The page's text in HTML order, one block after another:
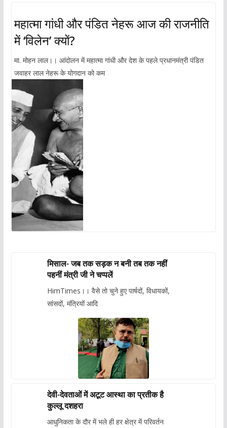
महात्मा गांधी और पंडित नेहरू आज की राजनीति
में ‘विलेन’ क्यों?
मा. मोहन लाल।। आंदोलन में महात्मा गांधी और देश के पहले प्रधानमंत्री पंडित
जवाहर लाल नेहरू के योगदान को कम
मिसाल- जब तक सड़क न बनी तब तक नहीं
पहनीं मंत्री जी ने चप्पलें
HimTimes।। वैसे तो चुने हुए पार्षदों, विधायकों,
सांसदों, मंत्रियों आदि
देवी-देवताओं में अटूट आस्था का प्रतीक है
कुल्लू दशहरा
आधुनिकता के दौर में भले ही हर क्षेत्र में परिवर्तन